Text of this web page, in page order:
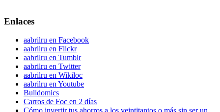
Enlaces
aabrilru en Facebook
aabrilru en Flickr
aabrilru en Tumblr
aabrilru en Twitter
aabrilru en Wikiloc
aabrilru en Youtube
Bulidomics
Carros de Foc en 2 días